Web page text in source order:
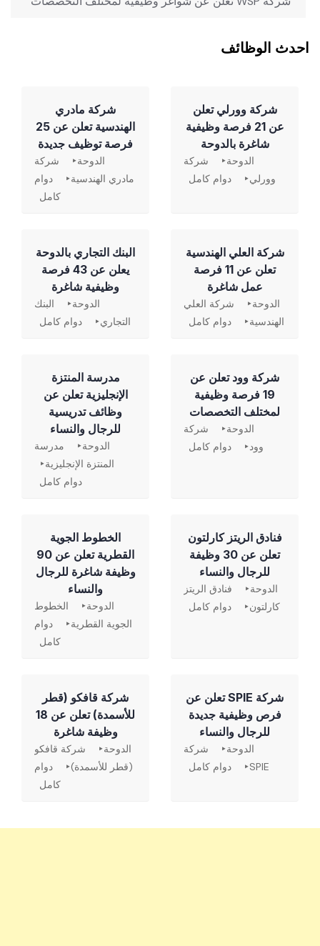
احدث الوظائف
شركة وورلي تعلن
عن 21 فرصة وظيفية
شاغرة بالدوحة
الدوحة
شركة
وورلي
دوام كامل
شركة مادري
الهندسية تعلن عن 25
فرصة توظيف جديدة
الدوحة
شركة
مادري الهندسية
دوام
كامل
شركة العلي الهندسية
تعلن عن 11 فرصة
عمل شاغرة
الدوحة
شركة العلي
الهندسية
دوام كامل
‏البنك التجاري بالدوحة
يعلن عن 43 فرصة
وظيفية شاغرة
الدوحة
البنك
التجاري
دوام كامل
شركة وود تعلن عن
19 فرصة وظيفية
لمختلف التخصصات
الدوحة
شركة
وود
دوام كامل
مدرسة المنتزة
الإنجليزية تعلن عن
وظائف تدريسية
للرجال والنساء
الدوحة
مدرسة
المنتزة الإنجليزية
دوام كامل
فنادق الريتز كارلتون
تعلن عن 30 وظيفة
للرجال والنساء
الدوحة
فنادق الريتز
كارلتون
دوام كامل
الخطوط الجوية
القطرية تعلن عن 90
وظيفة شاغرة للرجال
والنساء
الدوحة
الخطوط
الجوية القطرية
دوام
كامل
شركة SPIE تعلن عن
فرص وظيفية جديدة
للرجال والنساء
الدوحة
شركة
SPIE
دوام كامل
شركة قافكو (قطر
للأسمدة) تعلن عن 18
وظيفة شاغرة
الدوحة
شركة قافكو
(قطر للأسمدة)
دوام
كامل